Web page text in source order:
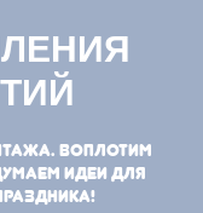
Воплотим
идеи для